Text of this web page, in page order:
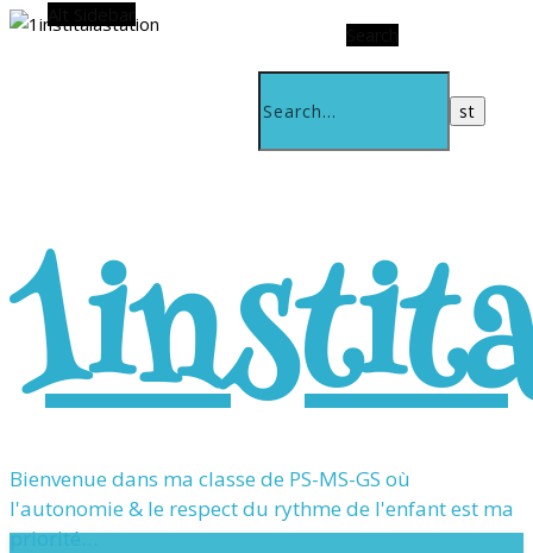
Bienvenue dans ma classe de PS-MS-GS où
l'autonomie & le respect du rythme de l'enfant est ma
priorité…